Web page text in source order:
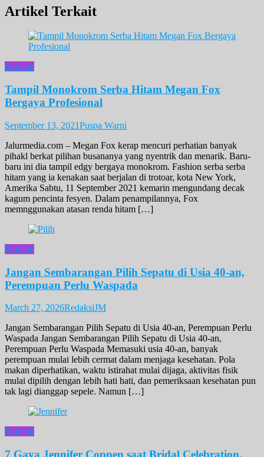
Artikel Terkait
Fashion
Tampil Monokrom Serba Hitam Megan Fox
Bergaya Profesional
September 13, 2021Puspa Warni
Jalurmedia.com – Megan Fox kerap mencuri perhatian banyak
pihakl berkat pilihan busananya yang nyentrik dan menarik. Baru-
baru ini dia tampil edgy bergaya monokrom. Fashion serba serba
hitam yang ia kenakan saat berjalan di trotoar, kota New York,
Amerika Sabtu, 11 September 2021 kemarin mengundang decak
kagum pencinta fesyen. Dalam penampilannya, Fox
memnggunakan atasan renda hitam […]
Fashion
Jangan Sembarangan Pilih Sepatu di Usia 40-an,
Perempuan Perlu Waspada
March 27, 2026RedaksiJM
Jangan Sembarangan Pilih Sepatu di Usia 40-an, Perempuan Perlu
Waspada Jangan Sembarangan Pilih Sepatu di Usia 40-an,
Perempuan Perlu Waspada Memasuki usia 40-an, banyak
perempuan mulai lebih cermat dalam menjaga kesehatan. Pola
makan diperhatikan, waktu istirahat mulai dijaga, aktivitas fisik
mulai dipilih dengan lebih hati hati, dan pemeriksaan kesehatan pun
tak lagi dianggap sepele. Namun […]
Fashion
7 Gaya Jennifer Coppen saat Bridal Celebration,